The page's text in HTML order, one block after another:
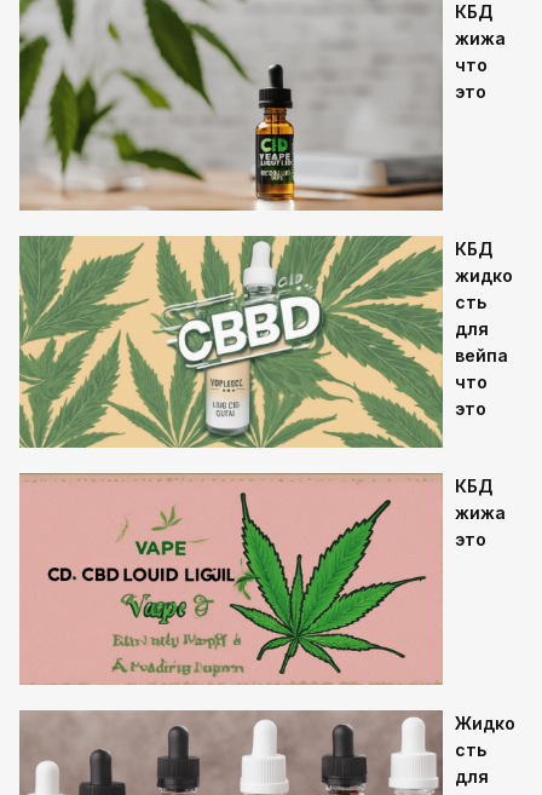
КБД
жижа
что
это
КБД
жидко
сть
для
вейпа
что
это
КБД
жижа
это
Жидко
сть
для